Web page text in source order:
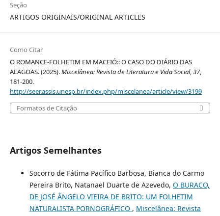
Seção
ARTIGOS ORIGINAIS/ORIGINAL ARTICLES
Como Citar
O ROMANCE-FOLHETIM EM MACEIÓ:: O CASO DO DIÁRIO DAS
ALAGOAS. (2025).Miscelânea: Revista de Literatura e Vida Social,37,
181-200.
http://seer.assis.unesp.br/index.php/miscelanea/article/view/3199
Formatos de Citação
Artigos Semelhantes
Socorro de Fátima Pacífico Barbosa, Bianca do Carmo
Pereira Brito, Natanael Duarte de Azevedo, O BURACO,
DE JOSÉ ÂNGELO VIEIRA DE BRITO: UM FOLHETIM
NATURALISTA PORNOGRÁFICO , Miscelânea: Revista